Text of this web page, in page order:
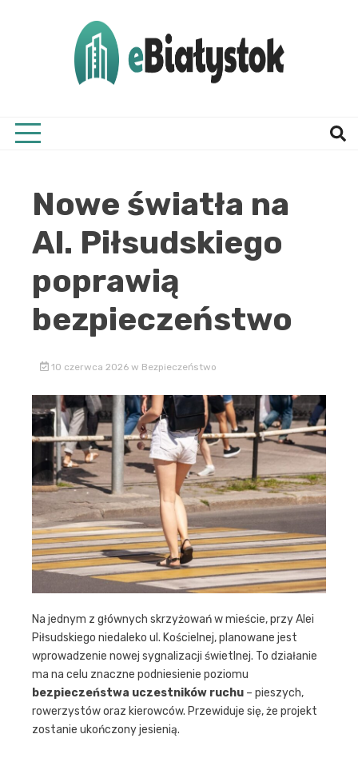
Nowe światła na
Al. Piłsudskiego
poprawią
bezpieczeństwo
10 czerwca 2026 w Bezpieczeństwo
Na jednym z głównych skrzyżowań w mieście, przy Alei
Piłsudskiego niedaleko ul. Kościelnej, planowane jest
wprowadzenie nowej sygnalizacji świetlnej. To działanie
ma na celu znaczne podniesienie poziomu
bezpieczeństwa uczestników ruchu – pieszych,
rowerzystów oraz kierowców. Przewiduje się, że projekt
zostanie ukończony jesienią.